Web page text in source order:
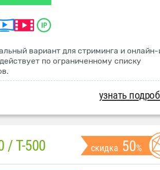
вариант для стриминга и онлайн-
по ограниченному списку
узнать
/ T-500 скидка 50%